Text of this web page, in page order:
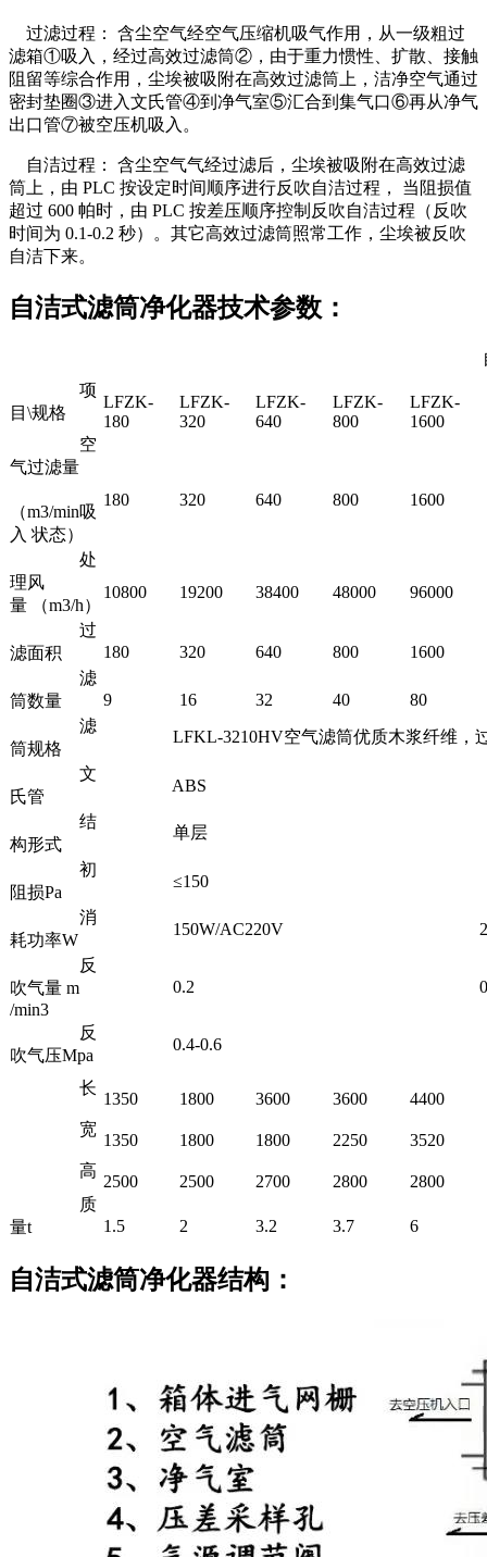
过滤过程： 含尘空气经空气压缩机吸气作用，从一级粗过
滤箱①吸入，经过高效过滤筒②，由于重力惯性、扩散、接触
阻留等综合作用，尘埃被吸附在高效过滤筒上，洁净空气通过
密封垫圈③进入文氏管④到净气室⑤汇合到集气口⑥再从净气
出口管⑦被空压机吸入。
自洁过程： 含尘空气气经过滤后，尘埃被吸附在高效过滤
筒上，由 PLC 按设定时间顺序进行反吹自洁过程， 当阻损值
超过 600 帕时，由 PLC 按差压顺序控制反吹自洁过程（反吹
时间为 0.1-0.2 秒）。其它高效过滤筒照常工作，尘埃被反吹
自洁下来。
自洁式滤筒净化器技术参数：
自洁
项
目\规格
LFZK-
180
LFZK-
320
LFZK-
640
LFZK-
800
LFZK-
1600
空
气过滤量
180
320 640 800 1600
（m3/min吸
入 状态）
处
理风
量 （m3/h）
10800 19200 38400 48000 96000
过
滤面积
180 320 640 800
1600
滤
筒数量
9 16 32 40
80
滤
筒规格
LFKL-3210HV空气滤筒优质木浆纤维，过滤
文
氏管
ABS
结
构形式
单层
初
阻损Pa
≤150
消
耗功率W
150W/AC220V
反
吹气量 m
/min3
0.2
反
吹气压Mpa
0.4-0.6
长
1350 1800 3600 3600
4400
宽
1350 1800 1800 2250
3520
高
2500 2500 2700 2800
2800
质
量t
1.5 2 3.2 3.7 6
自洁式滤筒净化器结构：